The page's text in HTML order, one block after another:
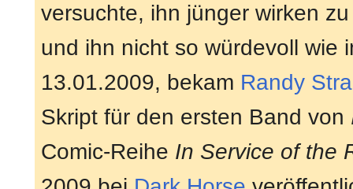
versuchte, ihn jünger wirken
und ihn nicht so würdevoll wie
13.01.2009, bekam Randy
Skript für den ersten Band von
Comic-Reihe In Service of the